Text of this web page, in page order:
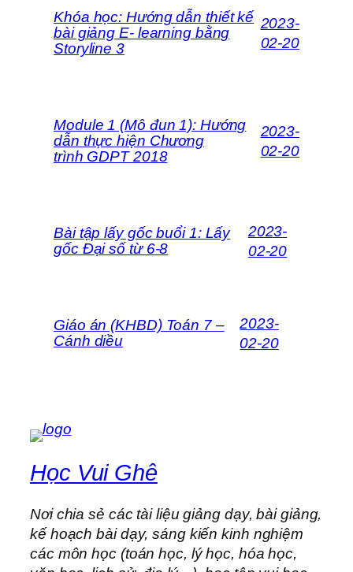
Khóa học: Hướng dẫn thiết kế
bài giảng E- learning bằng
Storyline 3
2023-
02-20
Module 1 (Mô đun 1): Hướng
dẫn thực hiện Chương
trình GDPT 2018
2023-
02-20
Bài tập lấy gốc buổi 1: Lấy
gốc Đại số từ 6-8
2023-
02-20
Giáo án (KHBD) Toán 7 –
Cánh diều
2023-
02-20
Học Vui Ghê
Nơi chia sẻ các tài liệu giảng dạy, bài giảng,
kế hoạch bài dạy, sáng kiến kinh nghiệm
các môn học (toán học, lý học, hóa học,